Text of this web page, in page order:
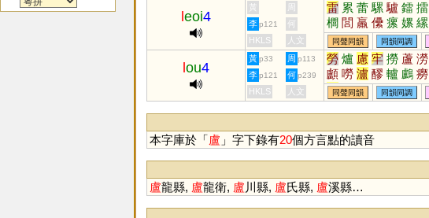
eoi4
黃 周 雷 累 蕾 騾 驢 鐳 擂
櫚 閭 羸 儽 瘰 嫘 縲
瓃 膢 壨 蔂 虆 欙 轠
檑 畾 樏 氀
李 p121
何
HKLS
人文 同聲同韻 同韻同調
ou4
黃 p33 周 p113 勞 爐 慮 牢 撈 蘆 澇
顱 嘮 瀘 醪 轤 鸕 癆
臚 鐒 櫨 嶗 纑 艫 獹
璷 嚧 簝 蠦 罏 籚 謱
玈 浶 鑪
李 p121 何 p239
HKLS 人文 同聲同韻 同韻同調
本字庫於「盧 」字下錄有20個方言點的讀音
盧龍縣, 盧龍衛, 盧 川縣, 盧氏縣, 盧溪縣…